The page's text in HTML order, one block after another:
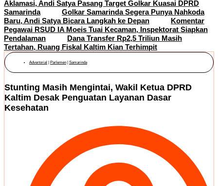
Aklamasi, Andi Satya Pasang Target Golkar Kuasai DPRD
Samarinda
Golkar Samarinda Segera Punya Nahkoda
Baru, Andi Satya Bicara Langkah ke Depan
Komentar
Pegawai RSUD IA Moeis Tuai Kecaman, Inspektorat Siapkan
Pendalaman
Dana Transfer Rp2,5 Triliun Masih
Tertahan, Ruang Fiskal Kaltim Kian Terhimpit
Advertorial Parlemen Samarinda
Stunting Masih Mengintai, Wakil Ketua DPRD
Kaltim Desak Penguatan Layanan Dasar
Kesehatan